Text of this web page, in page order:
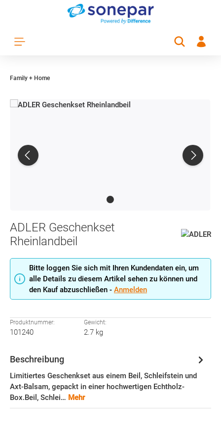
Zum Hauptinhalt springen
Family + Home
ADLER Geschenkset
Rheinlandbeil
Bitte loggen Sie sich mit Ihren Kundendaten ein, um
alle Details zu diesem Artikel sehen zu können und
den Kauf abzuschließen - Anmelden
Produktnummer:
101240
Gewicht:
2.7 kg
Beschreibung
Limitiertes Geschenkset aus einem Beil, Schleifstein und
Axt-Balsam, gepackt in einer hochwertigen Echtholz-
Box.Beil, Schlei… Mehr